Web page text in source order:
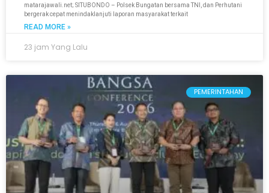
matarajawali.net; SITUBONDO – Polsek Bungatan bersama TNI, dan Perhutani
bergerak cepat menindaklanjuti laporan masyarakat terkait
READ MORE »
23 jam Yang Lalu
PEMERINTAHAN